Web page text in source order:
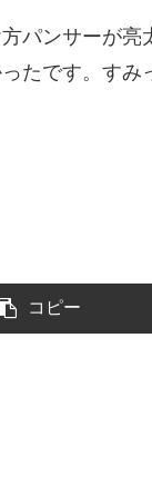
パンサーが亮
たです。すみ
コピー